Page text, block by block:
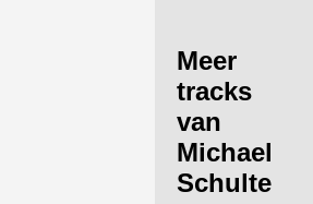
Meer
tracks
van
Michael
Schulte